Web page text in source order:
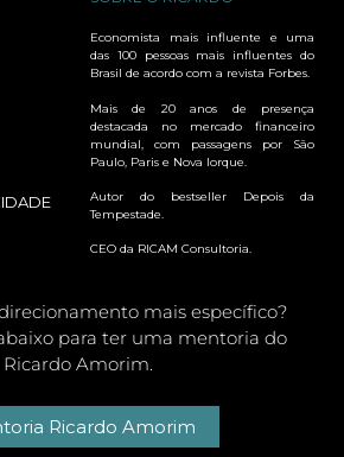
Economista mais influente e uma
das 100 pessoas mais influentes do
Brasil de acordo com a revista Forbes.
Mais de 20 anos de presença
destacada no mercado financeiro
mundial, com passagens por São
Paulo, Paris e Nova Iorque.
Autor do bestseller Depois da
Tempestade.
CEO da RICAM Consultoria.
mais específico?
para ter uma mentoria do
Ricardo Amorim.
Ricardo Amorim